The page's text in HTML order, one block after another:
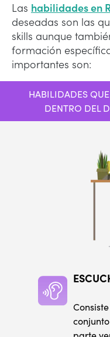
Las habilidades en
deseadas son las
skills aunque
formación
importantes son:
HABILIDADES
DENTRO DEL